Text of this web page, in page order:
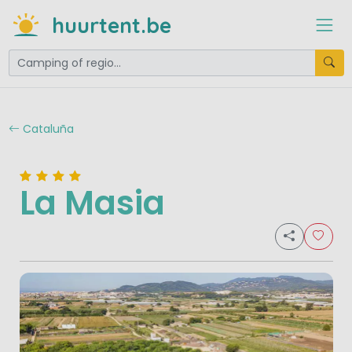
huurtent.be
Cataluña
La Masia